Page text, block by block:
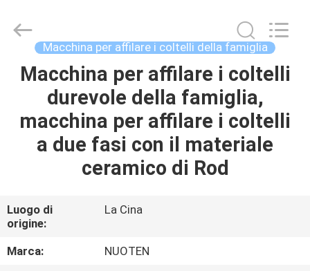
CASA.
PRODOTTI
SU
DI
NOI
Norton
Electric
Macchina per affilare i coltelli della famiglia
Macchina per affilare i coltelli
durevole della famiglia,
macchina per affilare i coltelli
a due fasi con il materiale
ceramico di Rod
Luogo di
origine:
La Cina
Marca:
NUOTEN